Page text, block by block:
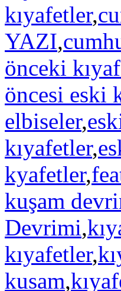
kıyafetler,
YAZI,
önceki
öncesi eski
elbiseler,
kıyafetler,
kyafetler,
kuşam
Devrimi,
kıyafetler,
kusam,